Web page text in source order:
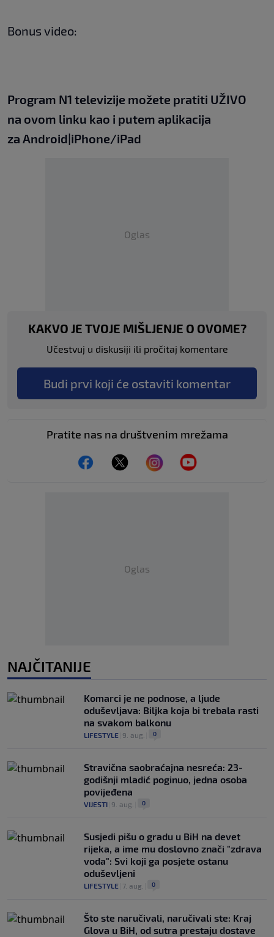
Bonus video:
Program N1 televizije možete pratiti UŽIVO
na ovom linku kao i putem aplikacija
za Android iPhone/iPad
Oglas
KAKVO JE TVOJE MIŠLJENJE O OVOME?
Učestvuj u diskusiji ili pročitaj komentare
Budi prvi koji će ostaviti komentar
Pratite nas na društvenim mrežama
Oglas
NAJČITANIJE
Komarci je ne podnose, a ljude
oduševljava: Biljka koja bi trebala rasti
na svakom balkonu
LIFESTYLE 9. aug. 0
Stravična saobraćajna nesreća: 23-
godišnji mladić poginuo, jedna osoba
povijeđena
VIJESTI 9. aug. 0
Susjedi pišu o gradu u BiH na devet
rijeka, a ime mu doslovno znači "zdrava
voda": Svi koji ga posjete ostanu
oduševljeni
LIFESTYLE 7. aug. 0
Što ste naručivali, naručivali ste: Kraj
Glova u BiH, od sutra prestaju dostave